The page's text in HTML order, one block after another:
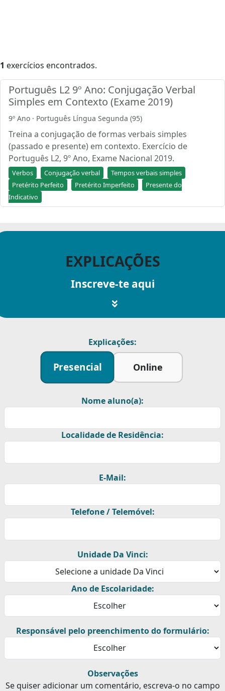
1 exercícios encontrados.
Português L2 9º Ano: Conjugação Verbal
Simples em Contexto (Exame 2019)
9º Ano · Português Língua Segunda (95)
Treina a conjugação de formas verbais simples
(passado e presente) em contexto. Exercício de
Português L2, 9º Ano, Exame Nacional 2019.
Verbos Conjugação verbal
Tempos verbais simples
Pretérito Perfeito
Pretérito Imperfeito
Presente do
Indicativo
EXPLICAÇÕES
Inscreve-te aqui
Explicações:
Presencial Online
Nome aluno(a):
Localidade de Residência:
E-Mail:
Telefone / Telemóvel:
Unidade Da Vinci:
Ano de Escolaridade:
Responsável pelo preenchimento do formulário:
Observações
Se quiser adicionar um comentário, escreva-o no campo